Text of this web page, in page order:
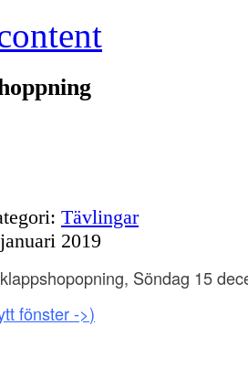
Tävlingar
2019
Söndag 15
fönster ->)